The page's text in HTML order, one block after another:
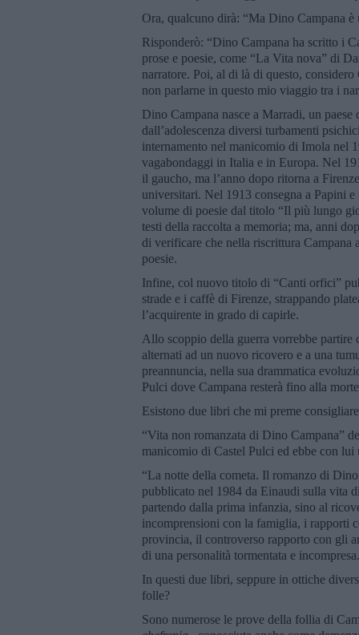
Ora, qualcuno dirà: “Ma Dino Campana è
Risponderò: “Dino Campana ha scritto i
prose e poesie, come “La Vita nova” di
narratore. Poi, al di là di questo,
non parlarne in questo mio viaggio tra i
Dino Campana nasce a Marradi, un
dall’adolescenza diversi turbamenti
internamento nel manicomio di Imola nel
vagabondaggi in Italia e in Europa. Nel
il gaucho, ma l’anno dopo ritorna a
universitari. Nel 1913 consegna a Papini
volume di poesie dal titolo “Il più lungo
testi della raccolta a memoria; ma, anni
di verificare che nella riscrittura
poesie.
Infine, col nuovo titolo di “Canti orfici”
strade e i caffè di Firenze, strappando
l’acquirente in grado di capirle.
Allo scoppio della guerra vorrebbe
alternati ad un nuovo ricovero e a una
preannuncia, nella sua drammatica
Pulci dove Campana resterà fino alla
Esistono due libri che mi preme
“Vita non romanzata di Dino Campana”
manicomio di Castel Pulci ed ebbe con
“La notte della cometa. Il romanzo di
pubblicato nel 1984 da Einaudi sulla vita
partendo dalla prima infanzia, sino al
incomprensioni con la famiglia, i rapporti
provincia, il controverso rapporto con gli
di una personalità tormentata e incompresa.
In questi due libri, seppure in ottiche
folle?
Sono numerose le prove della follia di